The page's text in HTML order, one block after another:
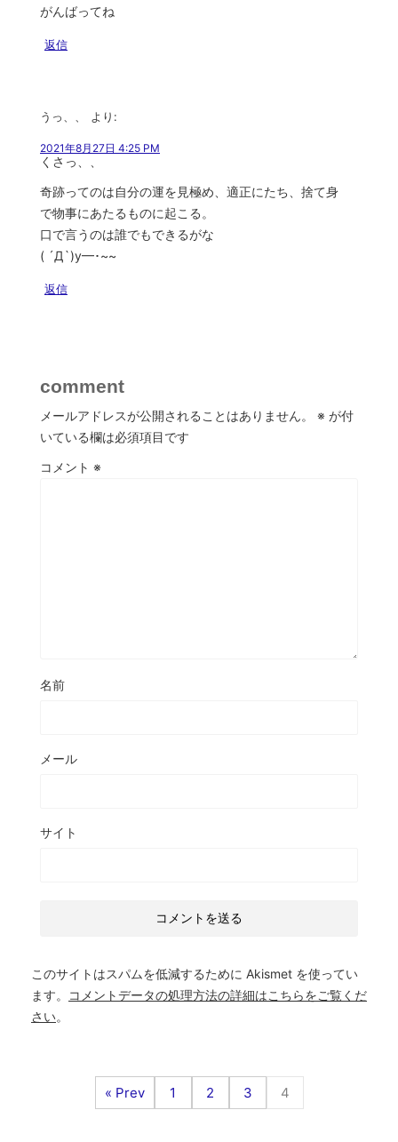
がんばってね
返信
うっ、、 より:
2021年8月27日 4:25 PM
くさっ、、
奇跡ってのは自分の運を見極め、適正にたち、捨て身
で物事にあたるものに起こる。
口で言うのは誰でもできるがな
( ´Д`)y━･~~
返信
comment
メールアドレスが公開されることはありません。 ※ が付
いている欄は必須項目です
コメント ※
名前
メール
サイト
このサイトはスパムを低減するために Akismet を使ってい
ます。
コメントデータの処理方法の詳細はこちらをご覧くだ
さい。
« Prev 1 2 3 4